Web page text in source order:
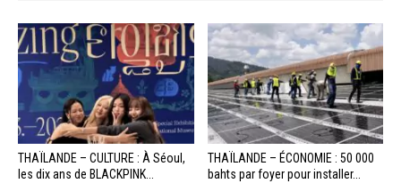
THAÏLANDE – CULTURE : À Séoul,
les dix ans de BLACKPINK...
THAÏLANDE – ÉCONOMIE : 50 000
bahts par foyer pour installer...